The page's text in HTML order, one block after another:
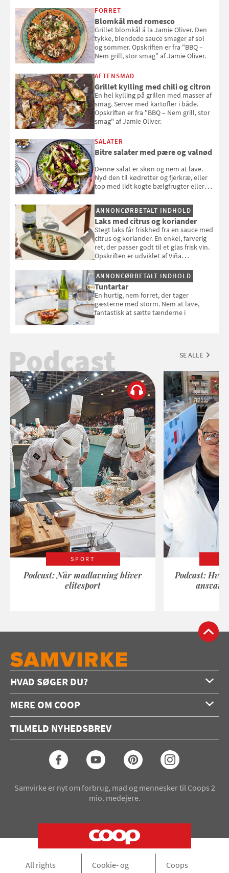
smag" af Jamie Oliver.
FORRET
Blomkål med romesco
Grillet blomkål á la Jamie Oliver. Den
tykke, blendede sauce smager af sol
og sommer. Opskriften er fra "BBQ –
Nem grill, stor smag" af Jamie Oliver.
AFTENSMAD
Grillet kylling med chili og citron
En hel kylling på grillen med masser af
smag. Server med kartofler i både.
Opskriften er fra "BBQ – Nem grill, stor
smag" af Jamie Oliver.
SALATER
Bitre salater med pære og valnød
Denne salat er skøn og nem at lave.
Nyd den til kødretter og fjerkræ, eller
top med lidt kogte bælgfrugter eller
selvstændigt måltid. Opskriften er fra
Louisa Lorangs kogebog "Salat".
ANNONCØRBETALT INDHOLD
Laks med citrus og koriander
Stegt laks får friskhed fra en sauce med
citrus og koriander. En enkel, farverig
ret, der passer godt til et glas frisk vin.
Opskriften er udviklet af Viña
ANNONCØRBETALT INDHOLD
Tuntartar
En hurtig, nem forret, der tager
gæsterne med storm. Nem at lave,
fantastisk at sætte tænderne i
Podcast SE ALLE
SPORT
Podcast: Når madlavning bliver
elitesport
Podcast:
HVAD SØGER DU?
Forside
Opskrifter
Konkurrencer
MERE OM COOP
Annoncering
Coop medlem
TILMELD NYHEDSBREV
Samvirke er nyt om forbrug, mad og mennesker til Coops 2
mio. medejere.
All rights
Cookie- og
Coops